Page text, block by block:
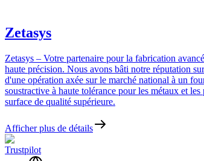
Zetasys
Zetasys – Votre partenaire pour la fabrication
haute précision. Nous avons bâti notre réputation
d'une opération axée sur le marché national à un
soustractive à haute tolérance pour les métaux et
surface de qualité supérieure.
Afficher plus de détails
Trustpilot